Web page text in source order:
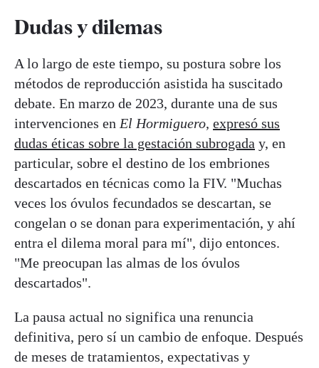
Dudas y dilemas
A lo largo de este tiempo, su postura sobre los
métodos de reproducción asistida ha suscitado
debate. En marzo de 2023, durante una de sus
intervenciones en El Hormiguero, expresó sus
dudas éticas sobre la gestación subrogada y, en
particular, sobre el destino de los embriones
descartados en técnicas como la FIV. "Muchas
veces los óvulos fecundados se descartan, se
congelan o se donan para experimentación, y ahí
entra el dilema moral para mí", dijo entonces.
"Me preocupan las almas de los óvulos
descartados".
La pausa actual no significa una renuncia
definitiva, pero sí un cambio de enfoque. Después
de meses de tratamientos, expectativas y